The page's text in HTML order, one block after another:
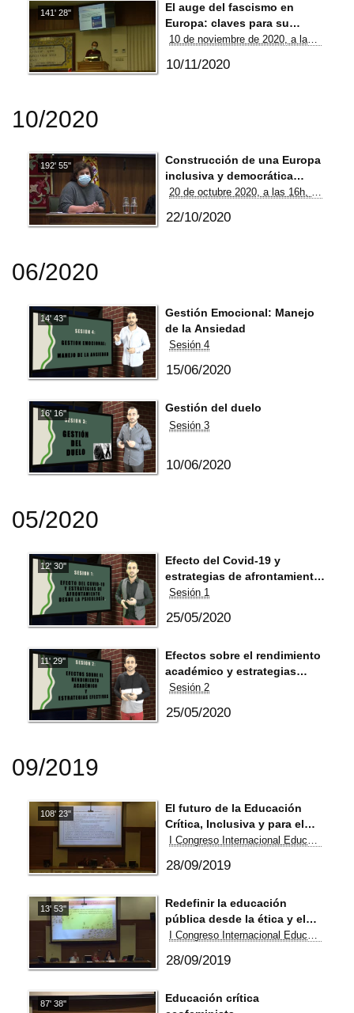
141' 28''
El auge del fascismo en
Europa: claves para su
comprensión I
10/11/2020
10/2020
192' 55''
Construcción de una Europa
inclusiva y democrática
frente al auge del fascismo y
22/10/2020
06/2020
14' 43''
Gestión Emocional: Manejo
de la Ansiedad
Sesión 4
15/06/2020
16' 16'' Gestión del duelo
Sesión 3
10/06/2020
05/2020
12' 30''
Efecto del Covid-19 y
estrategias de afrontamiento
desde la psicología
Sesión 1
25/05/2020
11' 29''
Efectos sobre el rendimiento
académico y estrategias
afectivas
Sesión 2
25/05/2020
09/2019
108' 23''
El futuro de la Educación
Crítica, Inclusiva y para el
Bien Común
28/09/2019
13' 53''
Redefinir la educación
pública desde la ética y el
compromiso
28/09/2019
87' 38''
Educación crítica